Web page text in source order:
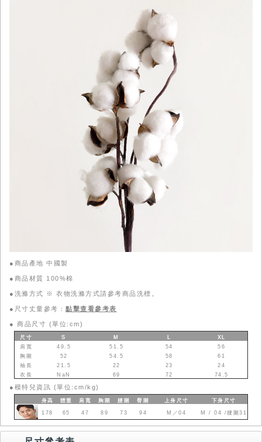
●商品產地 中國製
●商品材質 100%棉
●洗滌方式 ※ 衣物洗滌方式請參考商品洗標。
●尺寸丈量參考： 點擊查看參考表
● 商品尺寸 (單位:cm)
尺寸 S M
XL
肩寬
49.5 51.5 54
56
胸圍
52 54.5 58
61
袖長
21.5 22 23
24
衣長
NaN 69 72 74.5
● 模特兒資訊 (單位:cm/kg)
身高 體重 肩寬 胸圍 腰圍 臀圍 上身 尺寸 下身 尺寸
178 65 47 89 73 94 M／04 M / 04 /腰圍31